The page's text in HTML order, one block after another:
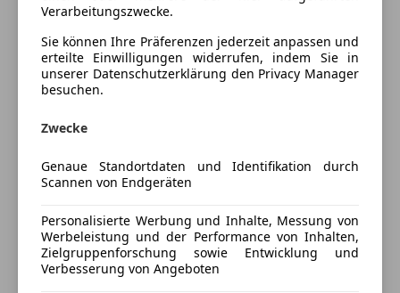
Einparkhilfe Rückfahrkamera
Einparkhilfe selbstlenkendes System
Einparkhilfe Sensoren hinten
Einparkhilfe Sensoren vorne
Elektrische Seitenspiegel
Klimaautomatik
Lordosenstütze
Multifunktionslenkrad
Sitzheizung
Start/Stop-Automatik
Unterhaltung/Media
Außenfarbe
Lackierung
Metallic
Kfz-Versicherung
Verarbeitungszwecke.
Sie können Ihre Präferenzen jederzeit anpassen und
erteilte Einwilligungen widerrufen, indem Sie in
unserer Datenschutzerklärung den Privacy Manager
besuchen.
Zwecke
Genaue Standortdaten und Identifikation durch
Scannen von Endgeräten
Personalisierte Werbung und Inhalte, Messung von
Werbeleistung und der Performance von Inhalten,
Zielgruppenforschung sowie Entwicklung und
Verbesserung von Angeboten